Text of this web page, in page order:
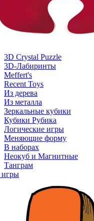
3D Crystal Puzzle
3D-Лабиринты
Meffert's
Recent Toys
Из дерева
Из металла
Зеркальные кубики
Кубики Рубика
Логические игры
Меняющие форму
В наборах
Неокуб и Магнитные
Танграм